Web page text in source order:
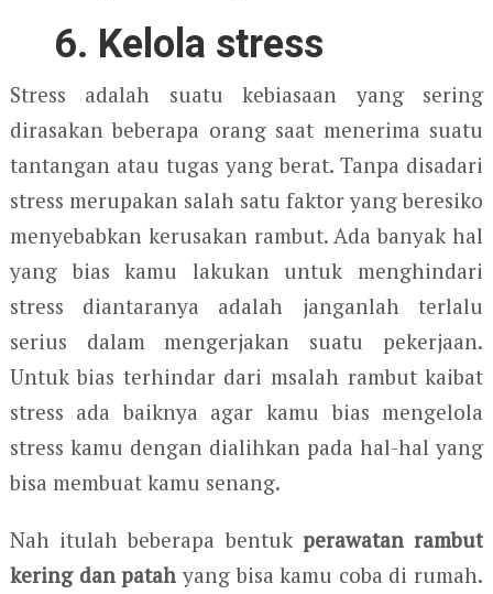
6. Kelola stress
Stress adalah suatu kebiasaan yang sering
dirasakan beberapa orang saat menerima suatu
tantangan atau tugas yang berat. Tanpa disadari
stress merupakan salah satu faktor yang beresiko
menyebabkan kerusakan rambut. Ada banyak hal
yang bias kamu lakukan untuk menghindari
stress diantaranya adalah janganlah terlalu
serius dalam mengerjakan suatu pekerjaan.
Untuk bias terhindar dari msalah rambut kaibat
stress ada baiknya agar kamu bias mengelola
stress kamu dengan dialihkan pada hal-hal yang
bisa membuat kamu senang.
Nah itulah beberapa bentuk perawatan rambut
kering dan patah yang bisa kamu coba di rumah.